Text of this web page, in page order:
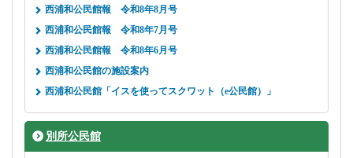
西浦和公民館報 令和8年8月号
西浦和公民館報 令和8年7月号
西浦和公民館報 令和8年6月号
西浦和公民館の施設案内
西浦和公民館「イスを使ってスクワット（e公民館）」
別所公民館